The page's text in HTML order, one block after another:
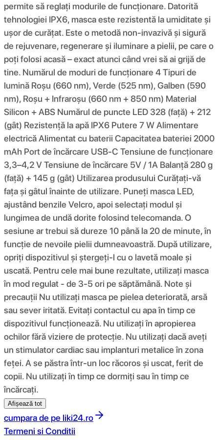
permite să reglați modurile de funcționare. Datorită
tehnologiei IPX6, masca este rezistentă la umiditate și
ușor de curățat. Este o metodă non-invazivă și sigură
de rejuvenare, regenerare și iluminare a pielii, pe care o
poți folosi acasă – exact atunci când vrei să ai grijă de
tine. Numărul de moduri de funcționare 4 Tipuri de
lumină Roșu (660 nm), Verde (525 nm), Galben (590
nm), Roșu + Infraroșu (660 nm + 850 nm) Material
Silicon + ABS Numărul de puncte LED 328 (față) + 212
(gât) Rezistență la apă IPX6 Putere 7 W Alimentare
electrică Alimentat cu baterii Capacitatea bateriei 2000
mAh Port de încărcare USB-C Tensiune de funcționare
3,3–4,2 V Tensiune de încărcare 5V / 1A Balanță 280 g
(față) + 145 g (gât) Utilizarea produsului Curățați-vă
fața și gâtul înainte de utilizare. Puneți masca LED,
ajustând benzile Velcro, apoi selectați modul și
lungimea de undă dorite folosind telecomanda. O
sesiune ar trebui să dureze 10 până la 20 de minute, în
funcție de nevoile pielii dumneavoastră. După utilizare,
opriți dispozitivul și ștergeți-l cu o lavetă moale și
uscată. Pentru cele mai bune rezultate, utilizați masca
în mod regulat - de 3-5 ori pe săptămână. Note și
precauții Nu utilizați masca pe pielea deteriorată, arsă
sau sever iritată. Evitați contactul cu apa în timp ce
dispozitivul funcționează. Nu utilizați în apropierea
ochilor fără viziere de protecție. Nu utilizați dacă aveți
un stimulator cardiac sau implanturi metalice în zona
feței. A se păstra într-un loc răcoros și uscat, ferit de
copii. Nu utilizați în timp ce dormiți sau în timp ce
încărcați.
Afișează tot
cumpara de pe liki24.ro
Termeni si Conditii